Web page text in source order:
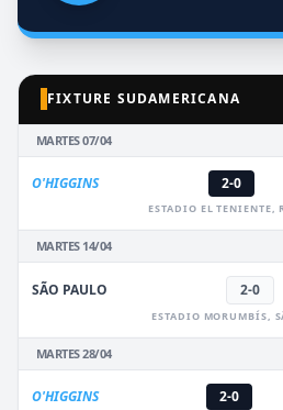
FIXTURE SUDAMERICANA
MARTES 07/04
O'HIGGINS 2-0
ESTADIO EL TENIENTE,
MARTES 14/04
SÃO PAULO 2-0
ESTADIO MORUMBÍS,
MARTES 28/04
O'HIGGINS 2-0